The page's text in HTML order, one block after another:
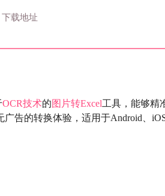
下载地址
OCR技术的图片转Excel工具，能够精
告的转换体验，适用于Android、iOS